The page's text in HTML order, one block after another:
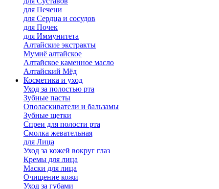
для Печени
для Сердца и сосудов
для Почек
для Иммунитета
Алтайские экстракты
Мумиё алтайское
Алтайское каменное масло
Алтайский Мёд
Косметика и уход
Уход за полостью рта
Зубные пасты
Ополаскиватели и бальзамы
Зубные щетки
Спреи для полости рта
Смолка жевательная
для Лица
Уход за кожей вокруг глаз
Кремы для лица
Маски для лица
Очищение кожи
Уход за губами